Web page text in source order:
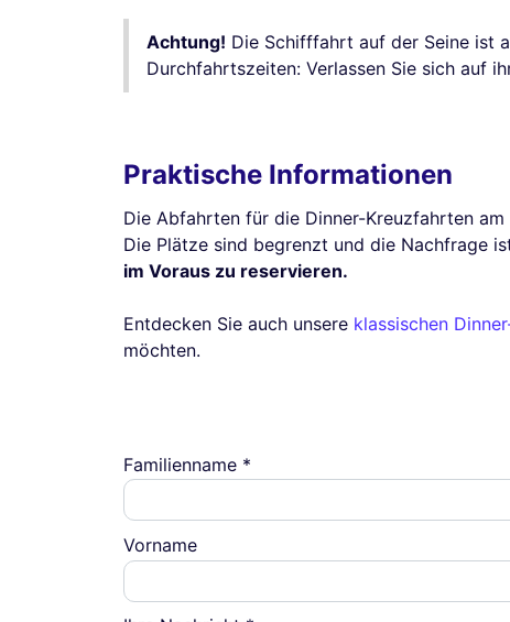
Achtung! Die Schifffahrt auf der Seine ist
Durchfahrtszeiten: Verlassen Sie sich auf
Praktische Informationen
Die Abfahrten für die Dinner-Kreuzfahrten
Die Plätze sind begrenzt und die Nachfrage
im Voraus zu reservieren.
Entdecken Sie auch unsere klassischen
möchten.
Familienname *
Vorname